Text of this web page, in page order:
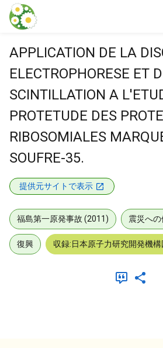
本文に飛ぶ
APPLICATION DE LA
ELECTROPHORESE ET
SCINTILLATION A
PROTETUDE DES
RIBOSOMIALES
SOUFRE-35.
提供元サイトで表示
福島第一原発事故 (2011) 震災への
復興 収録:日本原子力研究開発機